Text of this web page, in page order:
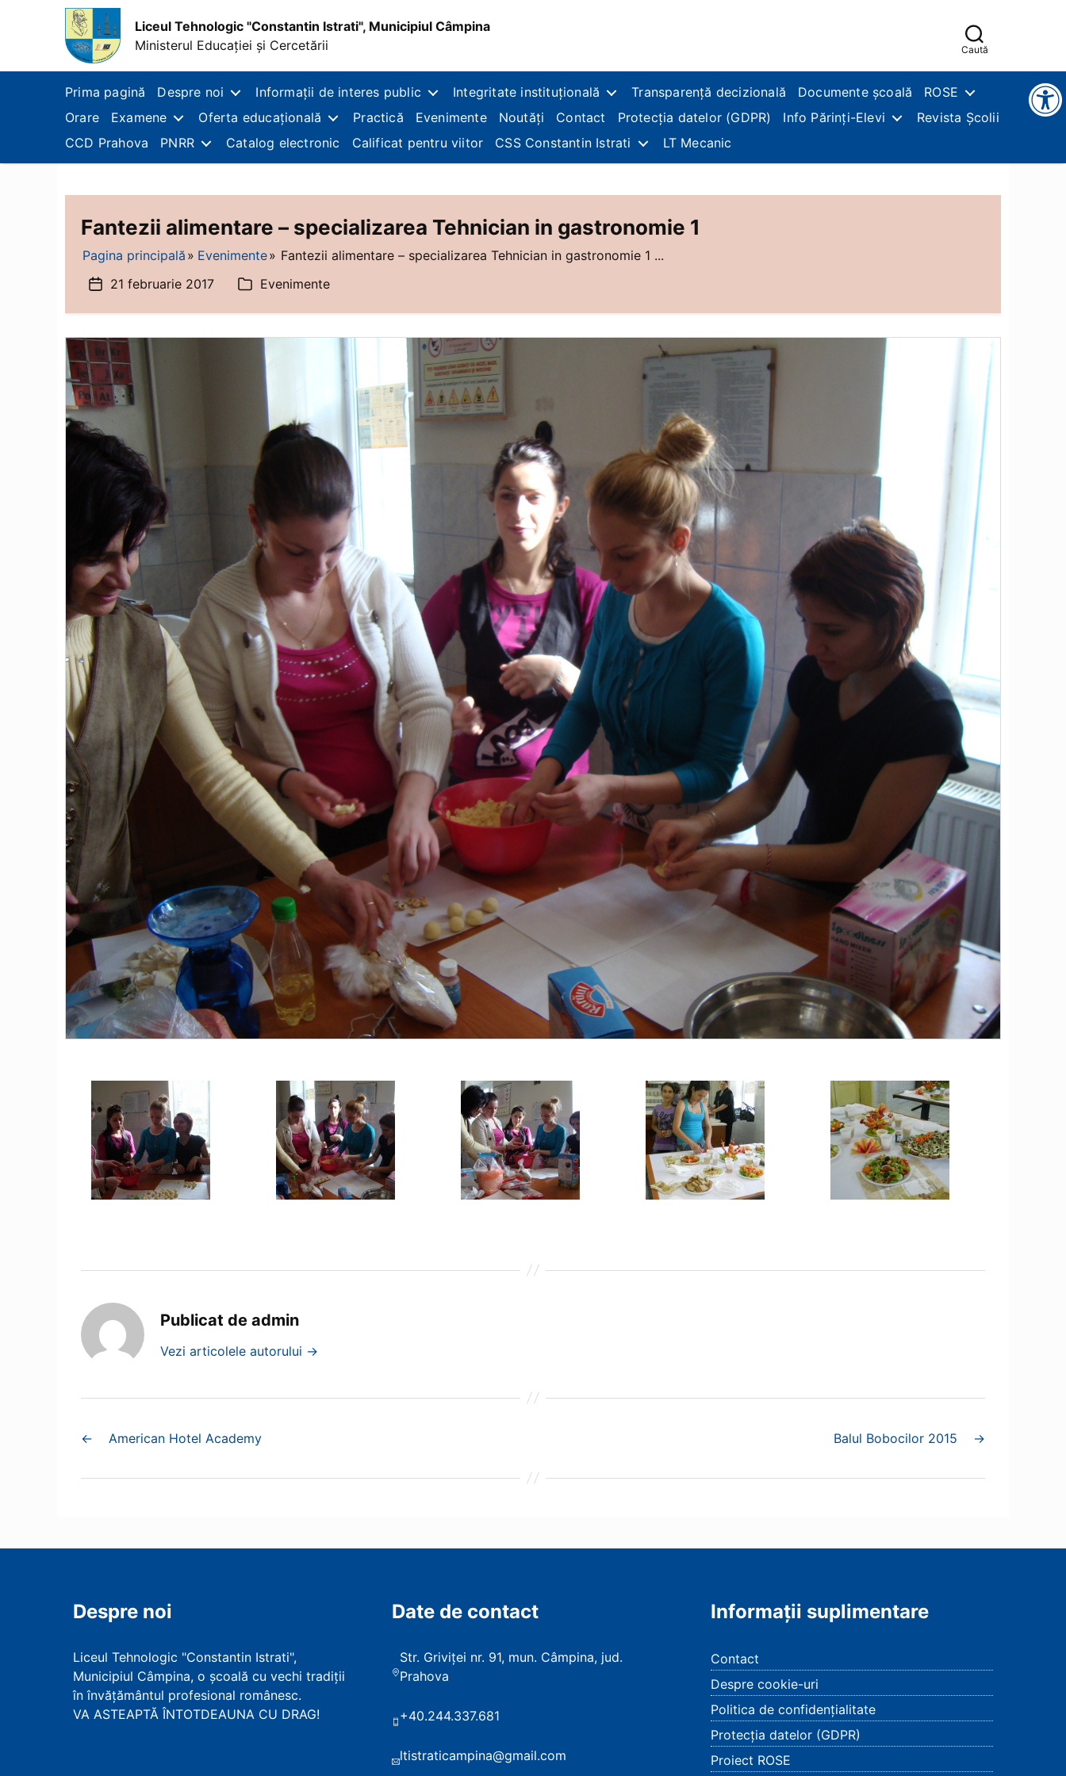
Liceul
Tehnologic
"Constantin
Istrati",
Municipiul
Câmpina
Liceul Tehnologic "Constantin Istrati", Municipiul Câmpina
Ministerul Educației și Cercetării
Caută
Prima pagină Despre noi Informații de interes public Integritate instituțională Transparență decizională Documente școală
ROSE
Orare
Examene Oferta educațională Practică Evenimente Noutăți Contact Protecția datelor (GDPR) Info Părinți-Elevi
Revista Școlii
CCD Prahova
PNRR Catalog electronic Calificat pentru viitor CSS Constantin Istrati LT Mecanic
Instrumente pentru accesibilitate
Fantezii alimentare – specializarea Tehnician in gastronomie 1
Pagina principală Evenimente
Fantezii alimentare – specializarea Tehnician in gastronomie 1 ...
Dată21 februarie 2017 Categorii
Evenimente
Publicat de admin
Vezi articolele autorului →
← American Hotel Academy →
Balul Bobocilor 2015
Despre noi
Liceul Tehnologic "Constantin Istrati",
Municipiul Câmpina, o școală cu vechi tradiții
în învățământul profesional românesc.
VA ASTEAPTĂ ÎNTOTDEAUNA CU DRAG!
Date de contact
Str. Griviței nr. 91, mun. Câmpina, jud.
Prahova
+40.244.337.681
ltistraticampina@gmail.com
Informații suplimentare
Contact
Despre cookie-uri
Politica de confidențialitate
Protecția datelor (GDPR)
Proiect ROSE